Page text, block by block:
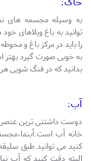
به وسیله مجسمه های
توانید به باغ ویلاهای خود
را باید در مرکز باغ و
به خوبی صورت گیرد بهتر
بدانید که در فنگ شویی
آب:
دوست داشتنی ترین
خانه آب
کنید می توانید طبق
البته دقت کنید که آب